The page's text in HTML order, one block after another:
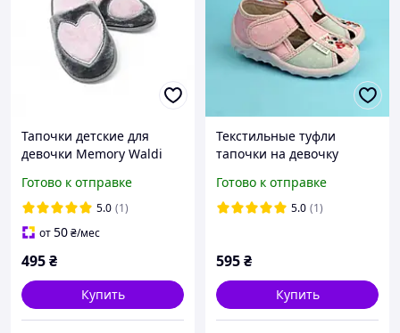
Тапочки детские для
девочки Memory Waldi
серые
Готово к отправке
5.0 (1)
от50₴/мес
495₴
Купить
Текстильные туфли
тапочки на девочку
Готово к отправке
5.0 (1)
595₴
Купить